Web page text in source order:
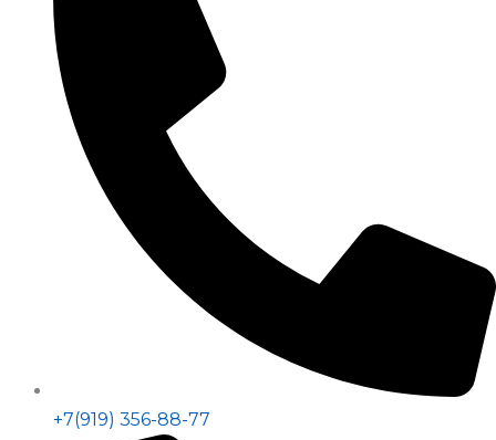
+7(919) 356-88-77